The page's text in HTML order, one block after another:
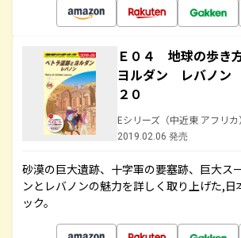
Ｅ０４ 地球の歩き
ヨルダン レバノン
２０
Eシリーズ（中近東 アフリ
2019.02.06 発売
砂漠の巨大遺跡、十字軍の要塞跡、巨大ス
ンとレバノンの魅力を詳しく取り上げた,
ック。